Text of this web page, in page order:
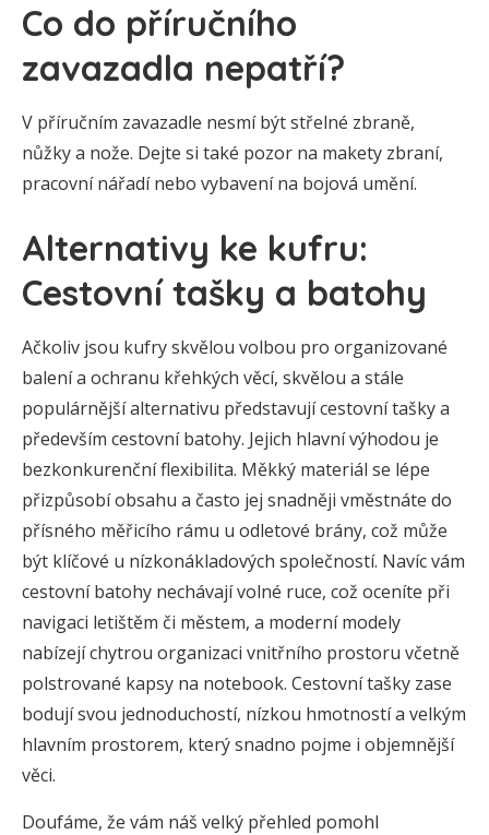
Co do příručního
zavazadla nepatří?
V příručním zavazadle nesmí být střelné zbraně,
nůžky a nože. Dejte si také pozor na makety zbraní,
pracovní nářadí nebo vybavení na bojová umění.
Alternativy ke kufru:
Cestovní tašky a batohy
Ačkoliv jsou kufry skvělou volbou pro organizované
balení a ochranu křehkých věcí, skvělou a stále
populárnější alternativu představují cestovní tašky a
především cestovní batohy. Jejich hlavní výhodou je
bezkonkurenční flexibilita. Měkký materiál se lépe
přizpůsobí obsahu a často jej snadněji vměstnáte do
přísného měřicího rámu u odletové brány, což může
být klíčové u nízkonákladových společností. Navíc vám
cestovní batohy nechávají volné ruce, což oceníte při
navigaci letištěm či městem, a moderní modely
nabízejí chytrou organizaci vnitřního prostoru včetně
polstrované kapsy na notebook. Cestovní tašky zase
bodují svou jednoduchostí, nízkou hmotností a velkým
hlavním prostorem, který snadno pojme i objemnější
věci.
Doufáme, že vám náš velký přehled pomohl